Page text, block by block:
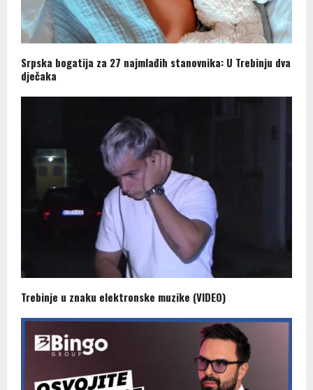
Srpska bogatija za 27 najmlađih stanovnika: U Trebinju dva
dječaka
Trebinje u znaku elektronske muzike (VIDEO)